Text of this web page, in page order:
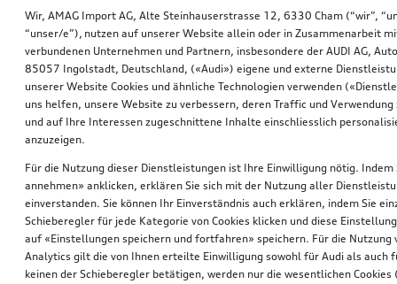
Wir, AMAG Import AG, Alte Steinhauserstrasse 12, 6330 Cham (“wir”,
“unser/e”), nutzen auf unserer Website allein oder in Zusammenarbeit
verbundenen Unternehmen und Partnern, insbesondere der AUDI AG,
85057 Ingolstadt, Deutschland, («Audi») eigene und externe
unserer Website Cookies und ähnliche Technologien verwenden
uns helfen, unsere Website zu verbessern, deren Traffic und Verwendung
und auf Ihre Interessen zugeschnittene Inhalte einschliesslich
anzuzeigen.
Für die Nutzung dieser Dienstleistungen ist Ihre Einwilligung nötig. Indem
annehmen» anklicken, erklären Sie sich mit der Nutzung aller
einverstanden. Sie können Ihr Einverständnis auch erklären, indem Sie
Schieberegler für jede Kategorie von Cookies klicken und diese
auf «Einstellungen speichern und fortfahren» speichern. Für die Nutzung
Analytics gilt die von Ihnen erteilte Einwilligung sowohl für Audi als auch
keinen der Schieberegler betätigen, werden nur die wesentlichen Cookies